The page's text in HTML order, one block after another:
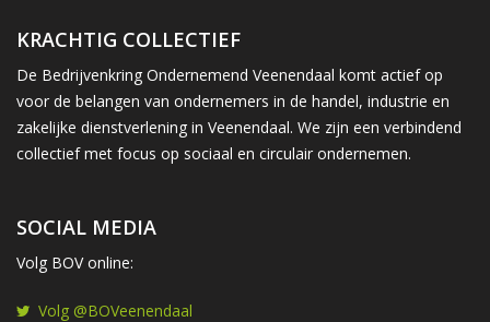
KRACHTIG COLLECTIEF
De Bedrijvenkring Ondernemend Veenendaal komt actief op
voor de belangen van ondernemers in de handel, industrie en
zakelijke dienstverlening in Veenendaal. We zijn een verbindend
collectief met focus op sociaal en circulair ondernemen.
SOCIAL MEDIA
Volg BOV online:
Volg @BOVeenendaal